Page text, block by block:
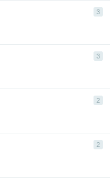
3
3
2
2